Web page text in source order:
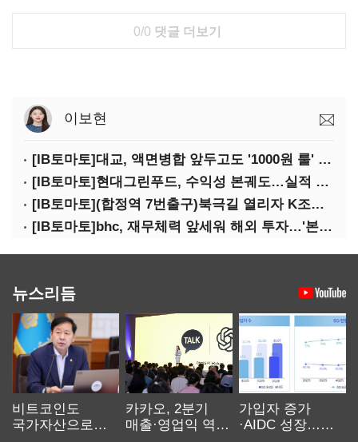
0/0 댓글 더보기
이보현
[IB토마토]대교, 액면병합 앞두고도 '1000원 룰' 경고장…상장유지 시험대
[IB토마토]현대그린푸드, 수익성 본궤도…실적 개선에 주주환원까지
[IB토마토](합정역 7번출구)북극길 열리자 K조선 뜬다
[IB토마토]bhc, 재무체력 앞세워 해외 투자…'본게임' 속도
뉴스리듬
비트코인도
국가자산으로…'
카카오, 2분기
매출·영업익 역대
가입자 증가
·AIDC 성장…